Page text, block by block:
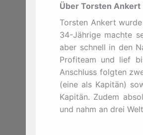
Über Torsten Ankert
Torsten Ankert
34-Jährige machte
aber schnell in den
Profiteam und lief
Anschluss folgten
(eine als Kapitän)
Kapitän. Zudem
und nahm an drei